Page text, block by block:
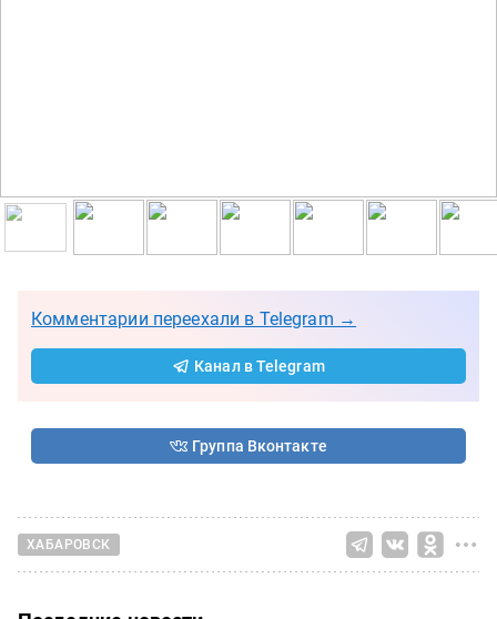
Комментарии переехали в Telegram →
Канал в Telegram
Группа Вконтакте
ХАБАРОВСК